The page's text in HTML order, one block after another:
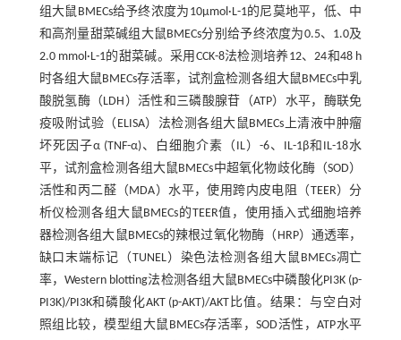
组大鼠BMECs给予终浓度为10μmol·L-1的尼莫地平，低、中
和高剂量甜菜碱组大鼠BMECs分别给予终浓度为0.5、1.0及
2.0 mmol·L-1的甜菜碱。采用CCK-8法检测培养12、24和48 h
时各组大鼠BMECs存活率，试剂盒检测各组大鼠BMECs中乳
酸脱氢酶（LDH）活性和三磷酸腺苷（ATP）水平，酶联免
疫吸附试验（ELISA）法检测各组大鼠BMECs上清液中肿瘤
坏死因子α (TNF-α)、白细胞介素（IL）-6、IL-1β和IL-18水
平，试剂盒检测各组大鼠BMECs中超氧化物歧化酶（SOD）
活性和丙二醛（MDA）水平，使用跨内皮电阻（TEER）分
析仪检测各组大鼠BMECs的TEER值，使用插入式细胞培养
器检测各组大鼠BMECs的辣根过氧化物酶（HRP）通透率，
缺口末端标记（TUNEL）染色法检测各组大鼠BMECs凋亡
率，Western blotting法检测各组大鼠BMECs中磷酸化PI3K (p-
PI3K)/PI3K和磷酸化AKT (p-AKT)/AKT比值。结果：与空白对
照组比较，模型组大鼠BMECs存活率，SOD活性，ATP水平